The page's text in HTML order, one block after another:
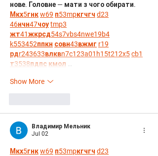
нове. Головне — мати з чого обирати.
М кх5гнкw69 п53mpкгчгч d23
46нчн47чоуtmp3
жт41жкрсд54s7vbs4nwe19b4
k553452ппкн совн43вжмг r19
рдr243633влквn7c123a01 h15t212x5cb1
т3538пдпс кмол
Show More
Владимир Мельник
Jul 02
М кх5гнкw69 п53mpкгчгч d23